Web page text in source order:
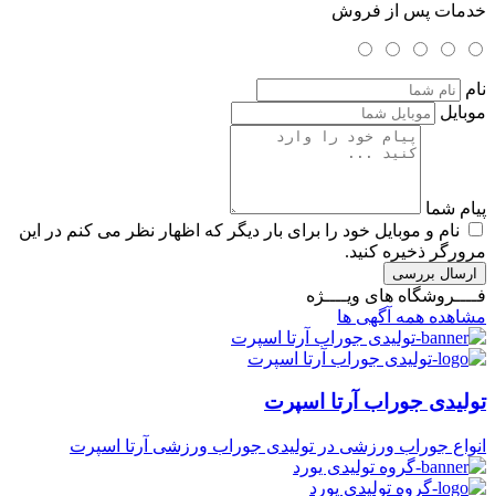
خدمات پس از فروش
نام
موبایل
پیام شما
نام و موبایل خود را برای بار دیگر که اظهار نظر می کنم در این
مرورگر ذخیره کنید.
ارسال بررسی
فــــروشگاه های ویــــژه
مشاهده همه آگهی ها
تولیدی جوراب آرتا اسپرت
انواع جوراب ورزشی در تولیدی جوراب ورزشی آرتا اسپرت